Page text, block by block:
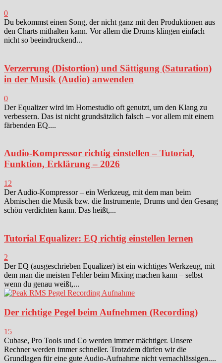
0
Du bekommst einen Song, der nicht ganz mit den Produktionen aus
den Charts mithalten kann. Vor allem die Drums klingen einfach
nicht so beeindruckend...
Verzerrung (Distortion) und Sättigung (Saturation)
in der Musik (Audio) anwenden
0
Der Equalizer wird im Homestudio oft genutzt, um den Klang zu
verbessern. Das ist nicht grundsätzlich falsch – vor allem mit einem
färbenden EQ....
Audio-Kompressor richtig einstellen – Tutorial,
Funktion, Erklärung – 2026
12
Der Audio-Kompressor – ein Werkzeug, mit dem man beim
Abmischen die Musik bzw. die Instrumente, Drums und den Gesang
schön verdichten kann. Das heißt,...
Tutorial Equalizer: EQ richtig einstellen lernen
2
Der EQ (ausgeschrieben Equalizer) ist ein wichtiges Werkzeug, mit
dem man die meisten Fehler beim Mixing machen kann – selbst
wenn du genau weißt,...
Der richtige Pegel beim Aufnehmen (Recording)
15
Cubase, Pro Tools und Co werden immer mächtiger. Unsere
Rechner werden immer schneller. Trotzdem dürfen wir die
Grundlagen für eine gute Audio-Aufnahme nicht vernachlässigen....